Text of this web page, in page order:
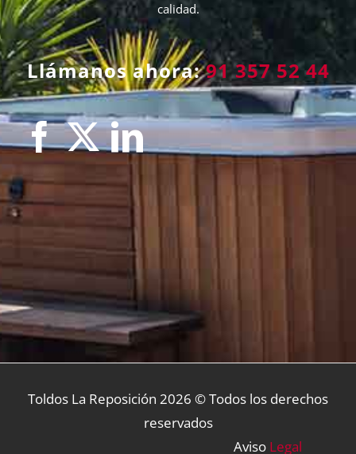
calidad.
Llámanos ahora:91 357 52 44
Toldos La Reposición 2026 © Todos los derechos
reservados
Aviso Legal